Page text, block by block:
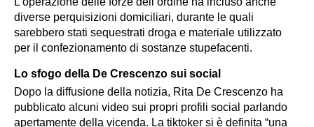
diverse perquisizioni domiciliari, durante le quali
sarebbero stati sequestrati droga e materiale utilizzato
per il confezionamento di sostanze stupefacenti.
Lo sfogo della De Crescenzo sui social
Dopo la diffusione della notizia, Rita De Crescenzo ha
pubblicato alcuni video sui propri profili social parlando
apertamente della vicenda. La tiktoker si è definita “una